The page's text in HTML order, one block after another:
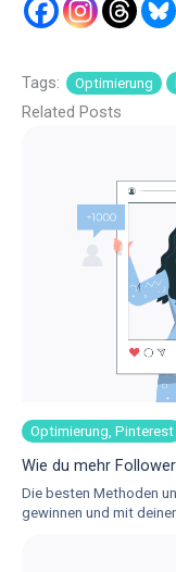
Tags: Optimierung
Related Posts
Optimierung, Pinterest
Wie du mehr
Die besten Methoden
gewinnen und mit